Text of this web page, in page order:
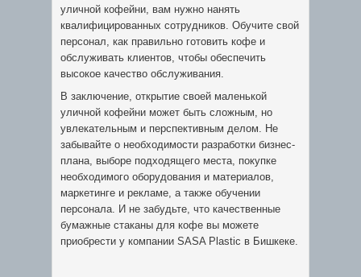
уличной кофейни, вам нужно нанять
квалифицированных сотрудников. Обучите свой
персонал, как правильно готовить кофе и
обслуживать клиентов, чтобы обеспечить
высокое качество обслуживания.
В заключение, открытие своей маленькой
уличной кофейни может быть сложным, но
увлекательным и перспективным делом. Не
забывайте о необходимости разработки бизнес-
плана, выборе подходящего места, покупке
необходимого оборудования и материалов,
маркетинге и рекламе, а также обучении
персонала. И не забудьте, что качественные
бумажные стаканы для кофе вы можете
приобрести у компании SASA Plastic в Бишкеке.